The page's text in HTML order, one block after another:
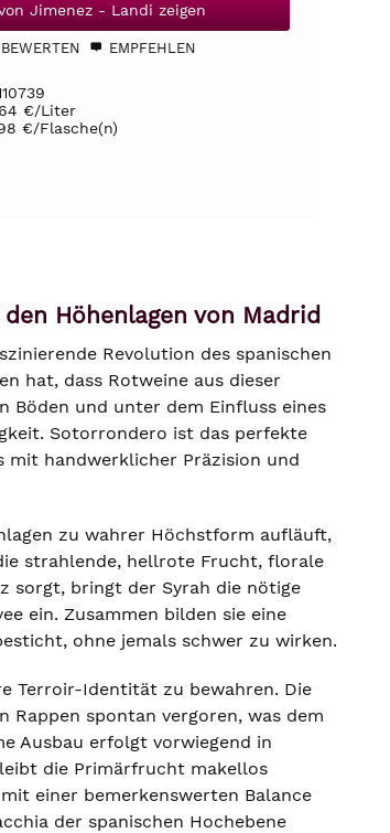
Jimenez - Landi zeigen
BEWERTEN EMPFEHLEN
€/Liter
€/Flasche(n)
Höhenlagen von Madrid
Revolution des spanischen
hat, dass Rotweine aus dieser
Böden und unter dem Einfluss eines
Sotorrondero ist das perfekte
mit handwerklicher Präzision und
zu wahrer Höchstform aufläuft,
strahlende, hellrote Frucht, florale
sorgt, bringt der Syrah die nötige
ein. Zusammen bilden sie eine
ohne jemals schwer zu wirken.
Terroir-Identität zu bewahren. Die
Rappen spontan vergoren, was dem
Ausbau erfolgt vorwiegend in
die Primärfrucht makellos
einer bemerkenswerten Balance
der spanischen Hochebene